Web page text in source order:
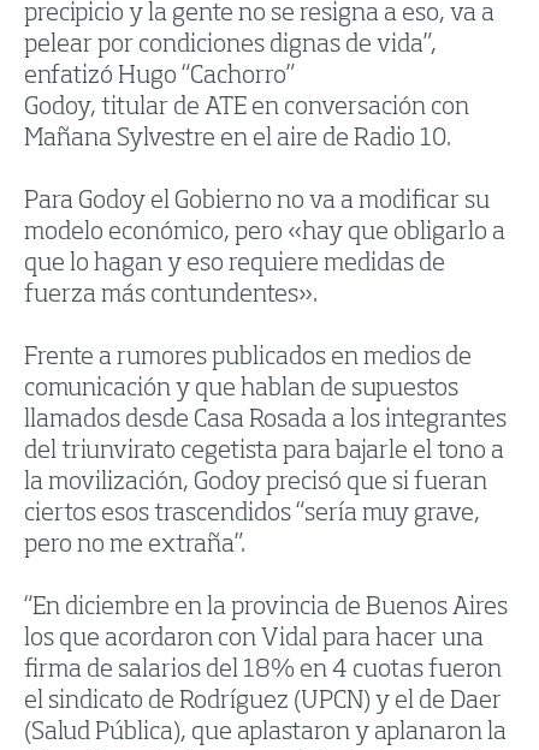
precipicio y la gente no se resigna a eso, va a
pelear por condiciones dignas de vida”,
enfatizó Hugo “Cachorro”
Godoy, titular de ATE en conversación con
Mañana Sylvestre en el aire de Radio 10.
Para Godoy el Gobierno no va a modificar su
modelo económico, pero «hay que obligarlo a
que lo hagan y eso requiere medidas de
fuerza más contundentes».
Frente a rumores publicados en medios de
comunicación y que hablan de supuestos
llamados desde Casa Rosada a los integrantes
del triunvirato cegetista para bajarle el tono a
la movilización, Godoy precisó que si fueran
ciertos esos trascendidos “sería muy grave,
pero no me extraña”.
“En diciembre en la provincia de Buenos Aires
los que acordaron con Vidal para hacer una
firma de salarios del 18% en 4 cuotas fueron
el sindicato de Rodríguez (UPCN) y el de Daer
(Salud Pública), que aplastaron y aplanaron la